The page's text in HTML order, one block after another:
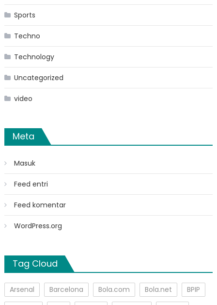
Sports
Techno
Technology
Uncategorized
video
Meta
Masuk
Feed entri
Feed komentar
WordPress.org
Tag Cloud
Arsenal Barcelona Bola.com Bola.net
BPIP